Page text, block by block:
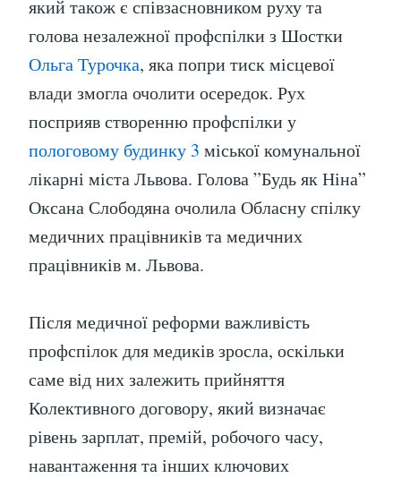
який також є співзасновником руху та
голова незалежної профспілки з Шостки
Ольга Турочка, яка попри тиск місцевої
влади змогла очолити осередок. Рух
посприяв створенню профспілки у
пологовому будинку 3 міської комунальної
лікарні міста Львова. Голова ”Будь як Ніна”
Оксана Слободяна очолила Обласну спілку
медичних працівників та медичних
працівників м. Львова.
Після медичної реформи важливість
профспілок для медиків зросла, оскільки
саме від них залежить прийняття
Колективного договору, який визначає
рівень зарплат, премій, робочого часу,
навантаження та інших ключових